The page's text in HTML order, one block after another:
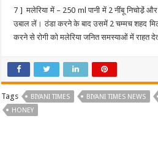
7 ] मलेरिया में – 250 ml पानी में 2 नींबू निचोडे़ं
उबाल लें। ठंडा करने के बाद उसमें 2 चम्मच शहद
करने से रोगी को मलेरिया जनित समस्याओं में राहत
Tags BIYANI TIMES BIYANI TIMES NEWS
HONEY